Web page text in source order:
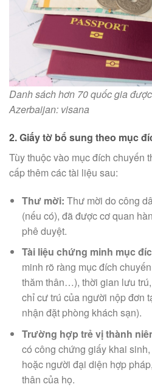
Danh sách hơn 70 quốc gia
Azerbaijan: visana
2. Giấy tờ bổ sung theo mục
Tùy thuộc vào mục đích chuyến
cấp thêm các tài liệu sau:
Thư mời: Thư mời do công
(nếu có), đã được cơ quan
phê duyệt.
Tài liệu chứng minh mục
minh rõ ràng mục đích
thăm thân…), thời gian lưu
chỉ cư trú của người nộp đơn
nhận đặt phòng khách sạn).
Trường hợp trẻ vị thành
có công chứng giấy khai
hoặc người đại diện hợp
thân của họ.